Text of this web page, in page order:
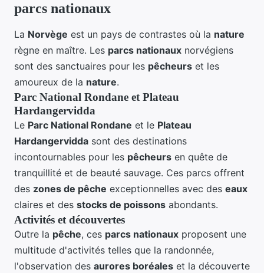
parcs nationaux
La Norvège est un pays de contrastes où la nature
règne en maître. Les parcs nationaux norvégiens
sont des sanctuaires pour les pêcheurs et les
amoureux de la nature.
Parc National Rondane et Plateau
Hardangervidda
Le Parc National Rondane et le Plateau
Hardangervidda sont des destinations
incontournables pour les pêcheurs en quête de
tranquillité et de beauté sauvage. Ces parcs offrent
des zones de pêche exceptionnelles avec des eaux
claires et des stocks de poissons abondants.
Activités et découvertes
Outre la pêche, ces parcs nationaux proposent une
multitude d'activités telles que la randonnée,
l'observation des aurores boréales et la découverte